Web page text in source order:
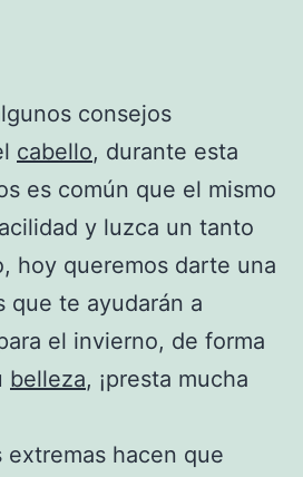
consejos
cabello, durante esta
es común que el mismo
y luzca un tanto
hoy queremos darte una
que te ayudarán a
el invierno, de forma
belleza, ¡presta mucha
extremas hacen que